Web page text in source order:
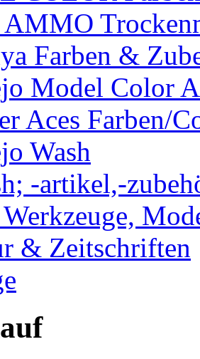
Farben &
Model Color
Aces
Wash
-artikel,-
& Zeitschriften